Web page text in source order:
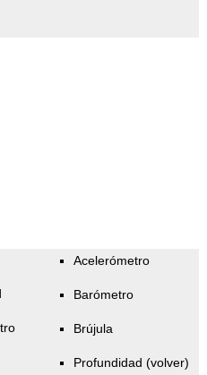
Acelerómetro
Barómetro
Brújula
Profundidad (volver)